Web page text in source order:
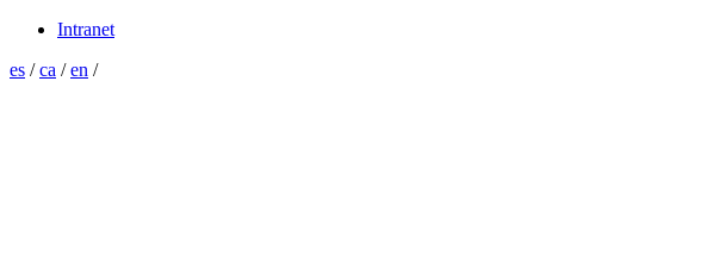
Intranet
es /ca /en /